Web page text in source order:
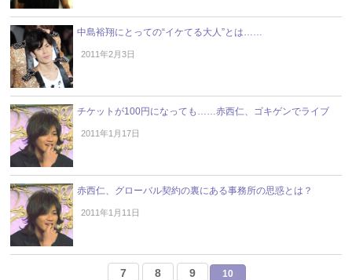
中島裕翔にとっての“イケてる大人”とは……
2011年2月3日
チケットが100円になっても……赤西仁、ゴキゲンでライブ
2011年1月17日
赤西仁、グローバル契約の裏にある事務所の思惑とは？
2011年1月11日
7 8 9 10